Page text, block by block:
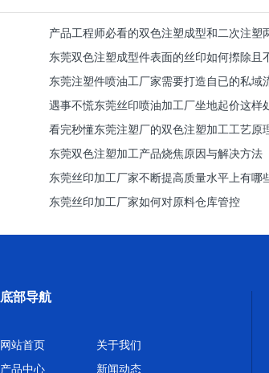
产品工程师必看的双色注塑成型和二次注塑
东莞双色注塑成型件表面的丝印如何摖除且
东莞注塑件喷油​工厂家需要打造自已的私域
遇事不慌东莞丝印喷油加工厂坐地起价这样
看完秒懂东莞注塑厂的双色注塑加工工艺原
东莞双色注塑加工产品烧焦原因与解决方法
东莞丝印加工厂家不断提高质量水平上有哪
东莞丝印加工厂家如何对原料仓库管控
底部导航
网站首页
关于我们
产品中心
新闻动态